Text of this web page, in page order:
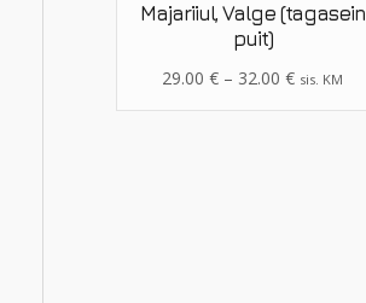
Majariiul, Valge (tagasein
puit)
29.00€ – 32.00€ sis. KM